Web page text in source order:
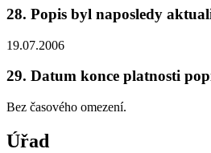
28. Popis byl naposledy
19.07.2006
29. Datum konce platnosti
Bez časového omezení.
Úřad